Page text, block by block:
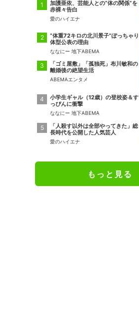
加護亜依、芸能人との“体の関係”を
赤裸々告白
愛のハイエナ
“体重72キロの北川景子”ぽっちゃり
体型公表の理由
ななにー 地下ABEMA
「ゴミ屋敷」「孤独死」布川敏和の
離婚後の絶望生活
ABEMAエンタメ
小学生ギャル（12歳）の登校姿＆す
っぴんに衝撃
ななにー 地下ABEMA
「人殺す以外は全部やってきた」総
長時代を公開した人気芸人
愛のハイエナ
もっと見る